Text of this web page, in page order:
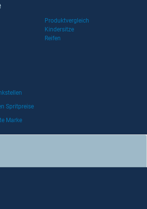
Produktvergleich
Kindersitze
Reifen
Spritpreise
Marke